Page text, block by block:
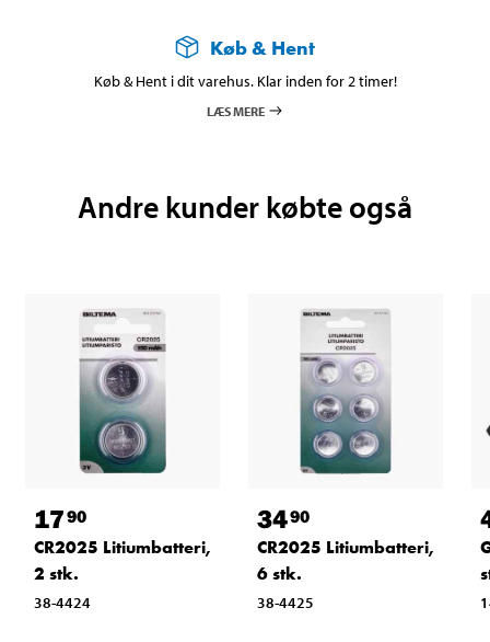
Køb & Hent
Køb & Hent i dit varehus. Klar inden for 2 timer!
LÆS MERE
Andre kunder købte også
1790
CR2025 Litiumbatteri,
2 stk.
38-4424
3490
CR2025 Litiumbatteri,
6 stk.
38-4425